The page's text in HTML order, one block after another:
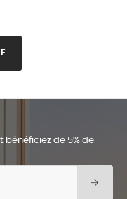
bénéficiez de 5% de